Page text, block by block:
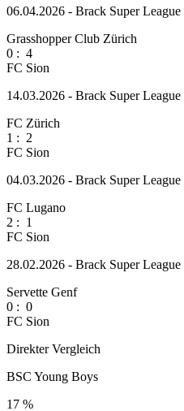
06.04.2026 - Brack Super League
Grasshopper Club Zürich
0 : 4
FC Sion
14.03.2026 - Brack Super League
FC Zürich
1 : 2
FC Sion
04.03.2026 - Brack Super League
FC Lugano
2 : 1
FC Sion
28.02.2026 - Brack Super League
Servette Genf
0 : 0
FC Sion
Direkter Vergleich
BSC Young Boys
17 %